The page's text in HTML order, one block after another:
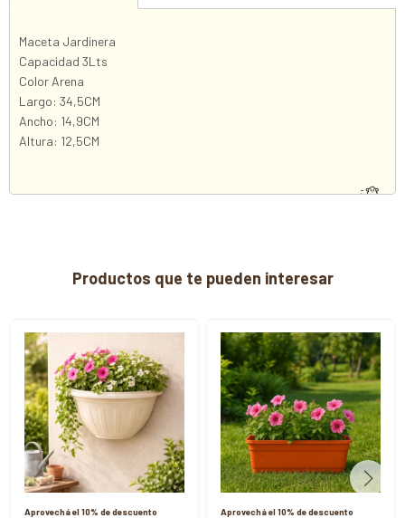
Maceta Jardinera
Capacidad 3Lts
Color Arena
Largo: 34,5CM
Ancho: 14,9CM
Altura: 12,5CM
Productos que te pueden interesar
Aprovechá el 10% de descuento Aprovechá el 10% de descuento